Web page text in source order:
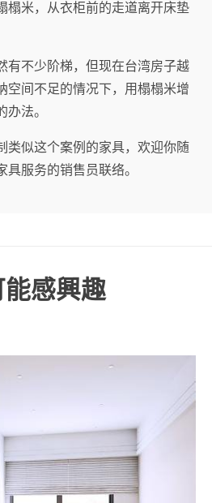
榻米，从衣柜前的走道离开床垫
有不少阶梯，但现在台湾房子越
空间不足的情况下，用榻榻米增
法。
类似这个案例的家具，欢迎你随
具服务的销售员联络。
感興趣